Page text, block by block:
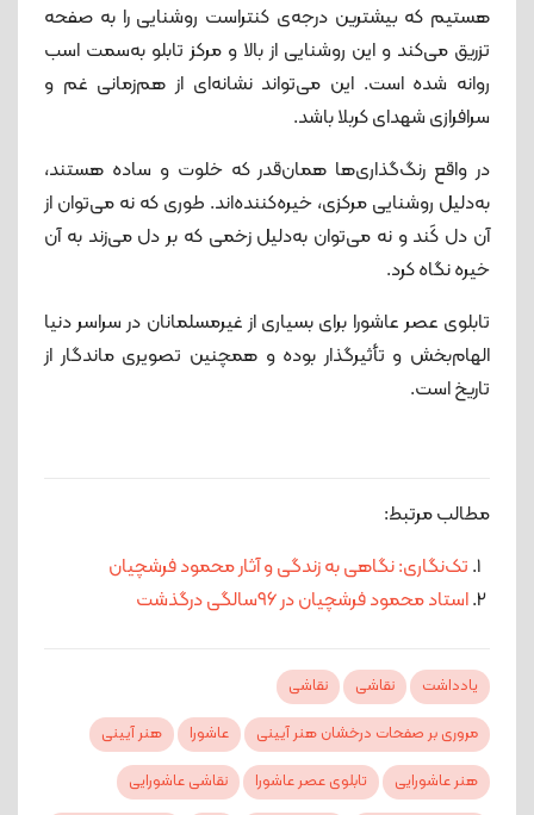
هستیم که بیشترین درجه‌ی کنتراست روشنایی را به صفحه
تزریق می‌کند و این روشنایی از بالا و مرکز تابلو به‌سمت اسب
روانه‌ شده ‌است. این می‌تواند نشانه‌ای از هم‌زمانی غم و
سرافرازی شهدای کربلا باشد.
در واقع رنگ‌گذاری‌ها همان‌قدر که خلوت و ساده هستند،
به‌دلیل روشنایی مرکزی، خیره‌کننده‌اند. طوری‌ که نه می‌توان از
آن دل کَند و نه می‌توان به‌دلیل زخمی که بر دل می‌زند به آن
خیره نگاه کرد.
تابلوی عصر عاشورا برای بسیاری از غیرمسلمانان در سراسر دنیا
الهام‌بخش و تأثیرگذار بوده و همچنین تصویری ماندگار از
تاریخ است.
مطالب مرتبط:
تک‌نگاری: نگاهی به زندگی و آثار محمود فرشچیان
استاد محمود فرشچیان در ۹۶سالگی درگذشت
یادداشت نقاشی
نقاشی
مروری بر صفحات درخشان هنر آیینی
عاشورا
هنر آیینی
هنر عاشورایی
تابلوی عصر عاشورا
نقاشی عاشورایی